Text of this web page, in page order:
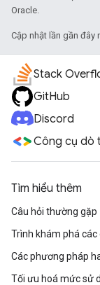
Oracle.
Cập nhật lần gần đây
Stack
GitHub
Discord
Công cụ dò
Tìm hiểu thêm
Câu hỏi thường gặp
Trình khám phá các
Các phương pháp
Tối ưu hoá mức sử